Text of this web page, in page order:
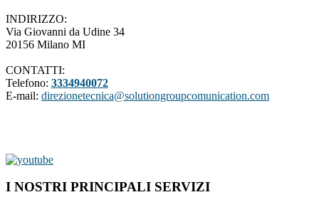
INDIRIZZO:
Via Giovanni da Udine 34
20156 Milano MI
CONTATTI:
Telefono: 3334940072
E-mail: direzionetecnica@solutiongroupcomunication.com
I NOSTRI PRINCIPALI SERVIZI